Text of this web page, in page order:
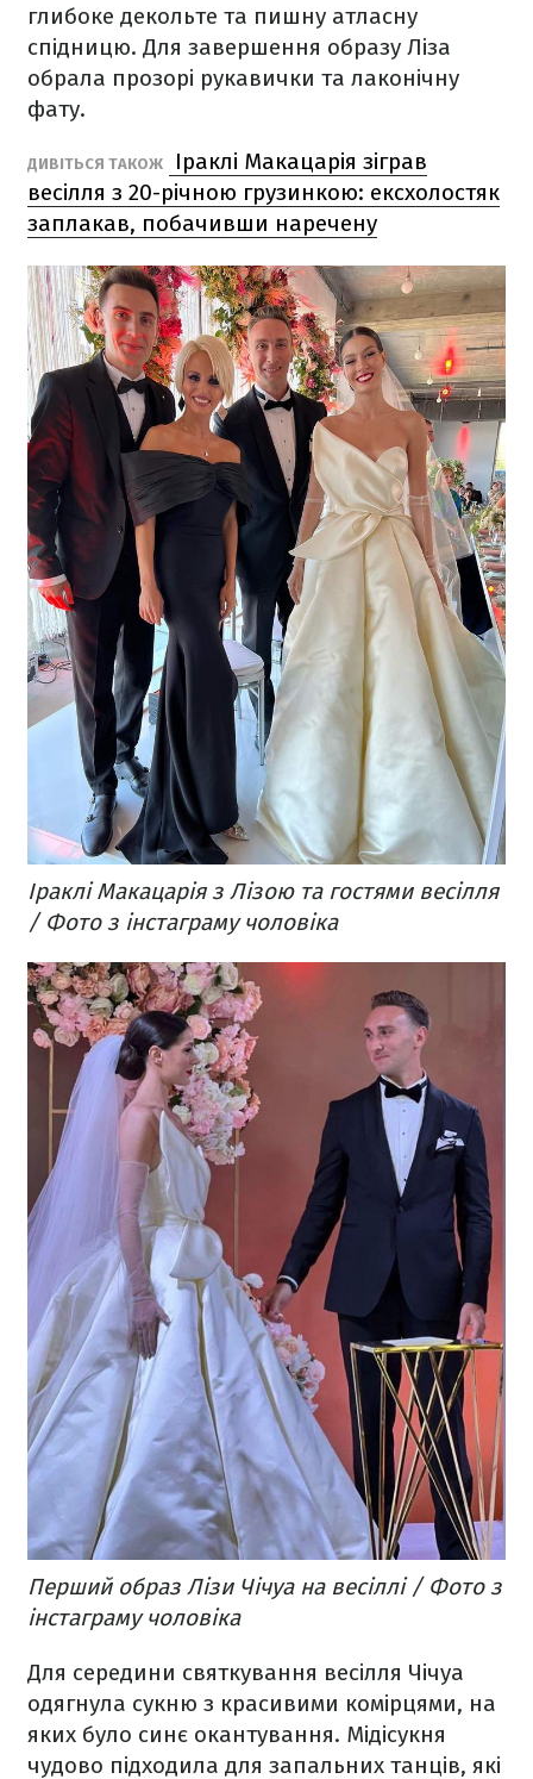
глибоке декольте та пишну атласну
спідницю. Для завершення образу Ліза
обрала прозорі рукавички та лаконічну
фату.
ДИВІТЬСЯ ТАКОЖ
Іраклі Макацарія зіграв
весілля з 20-річною грузинкою: ексхолостяк
заплакав, побачивши наречену
Іраклі Макацарія з Лізою та гостями весілля
/ Фото з інстаграму чоловіка
Перший образ Лізи Чічуа на весіллі / Фото з
інстаграму чоловіка
Для середини святкування весілля Чічуа
одягнула сукню з красивими комірцями, на
яких було синє окантування. Мідісукня
чудово підходила для запальних танців, які